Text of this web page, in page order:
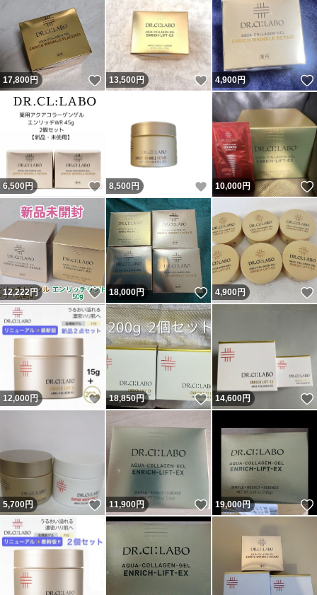
17,800円 いいね！
13,500円 いいね！
4,900円
6,500円 いいね！
8,500 円 いいね！
10,000円
12,222円 いいね！
18,000円 いいね！
4,900円
12,000円 いいね！
18,850円 いいね！
14,600円
5,700円 いいね！
11,900円 いいね！
19,000円